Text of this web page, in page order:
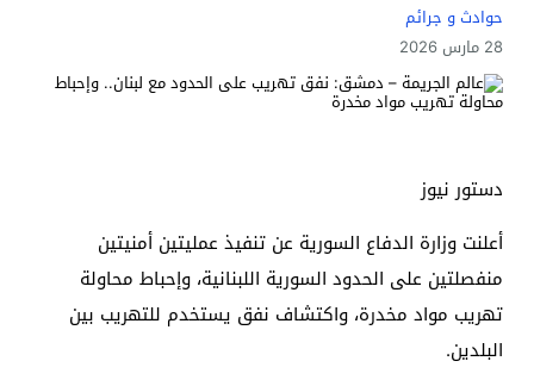
حوادث و جرائم
28 مارس 2026
دستور نيوز
أعلنت وزارة الدفاع السورية عن تنفيذ عمليتين أمنيتين
منفصلتين على الحدود السورية اللبنانية، وإحباط محاولة
تهريب مواد مخدرة، واكتشاف نفق يستخدم للتهريب بين
البلدين.